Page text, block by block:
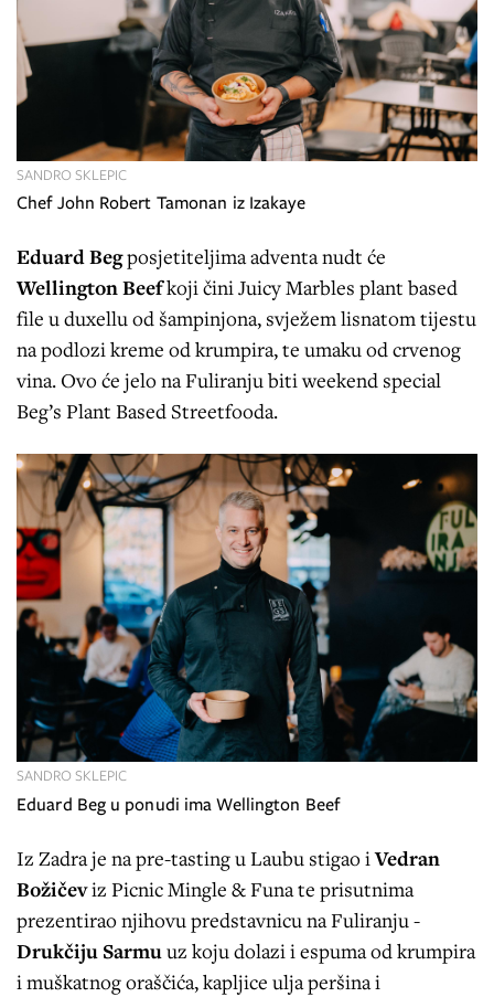
Chef John Robert Tamonan iz Izakaye
SANDRO SKLEPIC
Eduard Begposjetiteljima adventa nudt će
Wellington Beefkoji čini Juicy Marbles plant based
file u duxellu od šampinjona, svježem lisnatom tijestu
na podlozi kreme od krumpira, te umaku od crvenog
vina. Ovo će jelo na Fuliranju biti weekend special
Beg’s Plant Based Streetfooda.
Eduard Beg u ponudi imaWellington Beef
SANDRO SKLEPIC
Iz Zadra je na pre-tasting u Laubu stigao iVedran
Božičeviz Picnic Mingle & Funa te prisutnima
prezentirao njihovu predstavnicu na Fuliranju -
Drukčiju Sarmu uz koju dolazi i espuma od krumpira
i muškatnog oraščića, kapljice ulja peršina i